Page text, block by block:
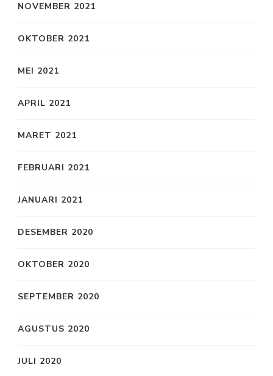
NOVEMBER 2021
OKTOBER 2021
MEI 2021
APRIL 2021
MARET 2021
FEBRUARI 2021
JANUARI 2021
DESEMBER 2020
OKTOBER 2020
SEPTEMBER 2020
AGUSTUS 2020
JULI 2020